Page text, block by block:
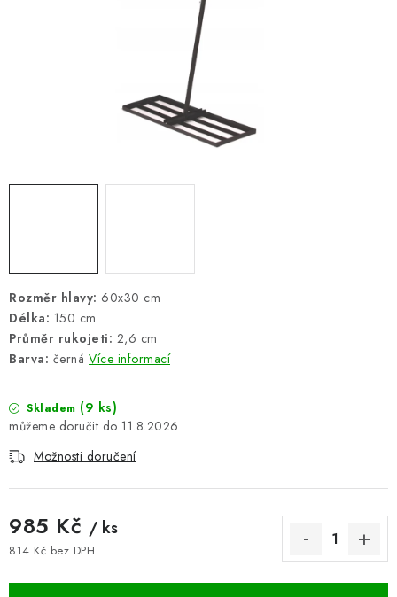
HODNOCENÍ OBCHODU
B2B - VELKOOBCHOD
NAPIŠTE NÁM
KONTAKTY
BLOG
Kontakty Hodnocení obchodu
Odstoupení od kupní smlouvy
Často kladené dotazy
Obchodní a dodací podmínky
Ochrana osobních údajú
Cookies
Bezpečnostní certifikáty
Rozměr hlavy: 60x30 cm
Délka: 150 cm
Průměr rukojeti: 2,6 cm
Barva: černá Více informací
Skladem (9 ks)
11.8.2026
Možnosti doručení
985 Kč / ks
814 Kč bez DPH